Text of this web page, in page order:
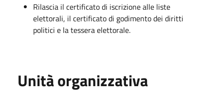
Rilascia il certificato di iscrizione alle liste
elettorali, il certificato di godimento dei diritti
politici e la tessera elettorale.
Unità organizzativa